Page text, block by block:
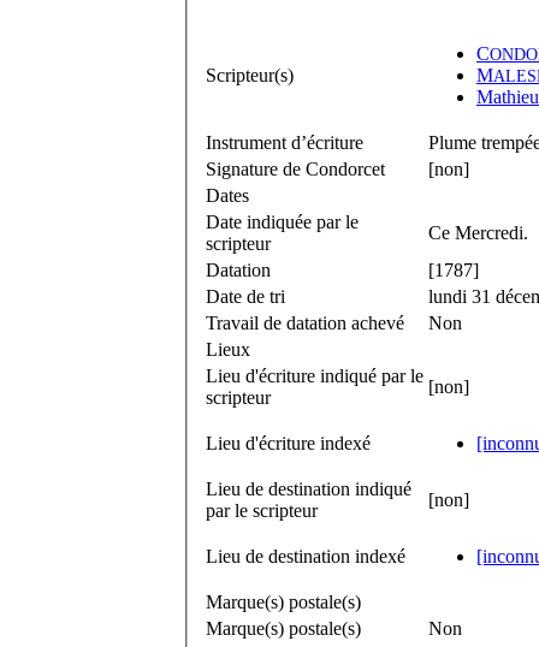
Scripteur(s)
C
M
Instrument d’écriture
Plume
Signature de Condorcet
[non]
Dates
Date indiquée par le
scripteur
Ce Mercredi.
Datation
[1787]
Date de tri
lundi 31
Travail de datation achevé
Non
Lieux
Lieu d'écriture indiqué par le
scripteur
[non]
Lieu d'écriture indexé
Lieu de destination indiqué
par le scripteur
[non]
Lieu de destination indexé
Marque(s) postale(s)
Marque(s) postale(s)
Non